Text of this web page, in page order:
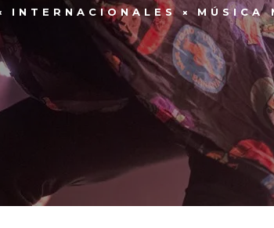
INTERNACIONALES MÚSICA